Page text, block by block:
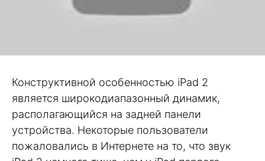
Конструктивной особенностью iPad 2
является широкодиапазонный динамик,
располагающийся на задней панели
устройства. Некоторые пользователи
пожаловались в Интернете на то, что звук